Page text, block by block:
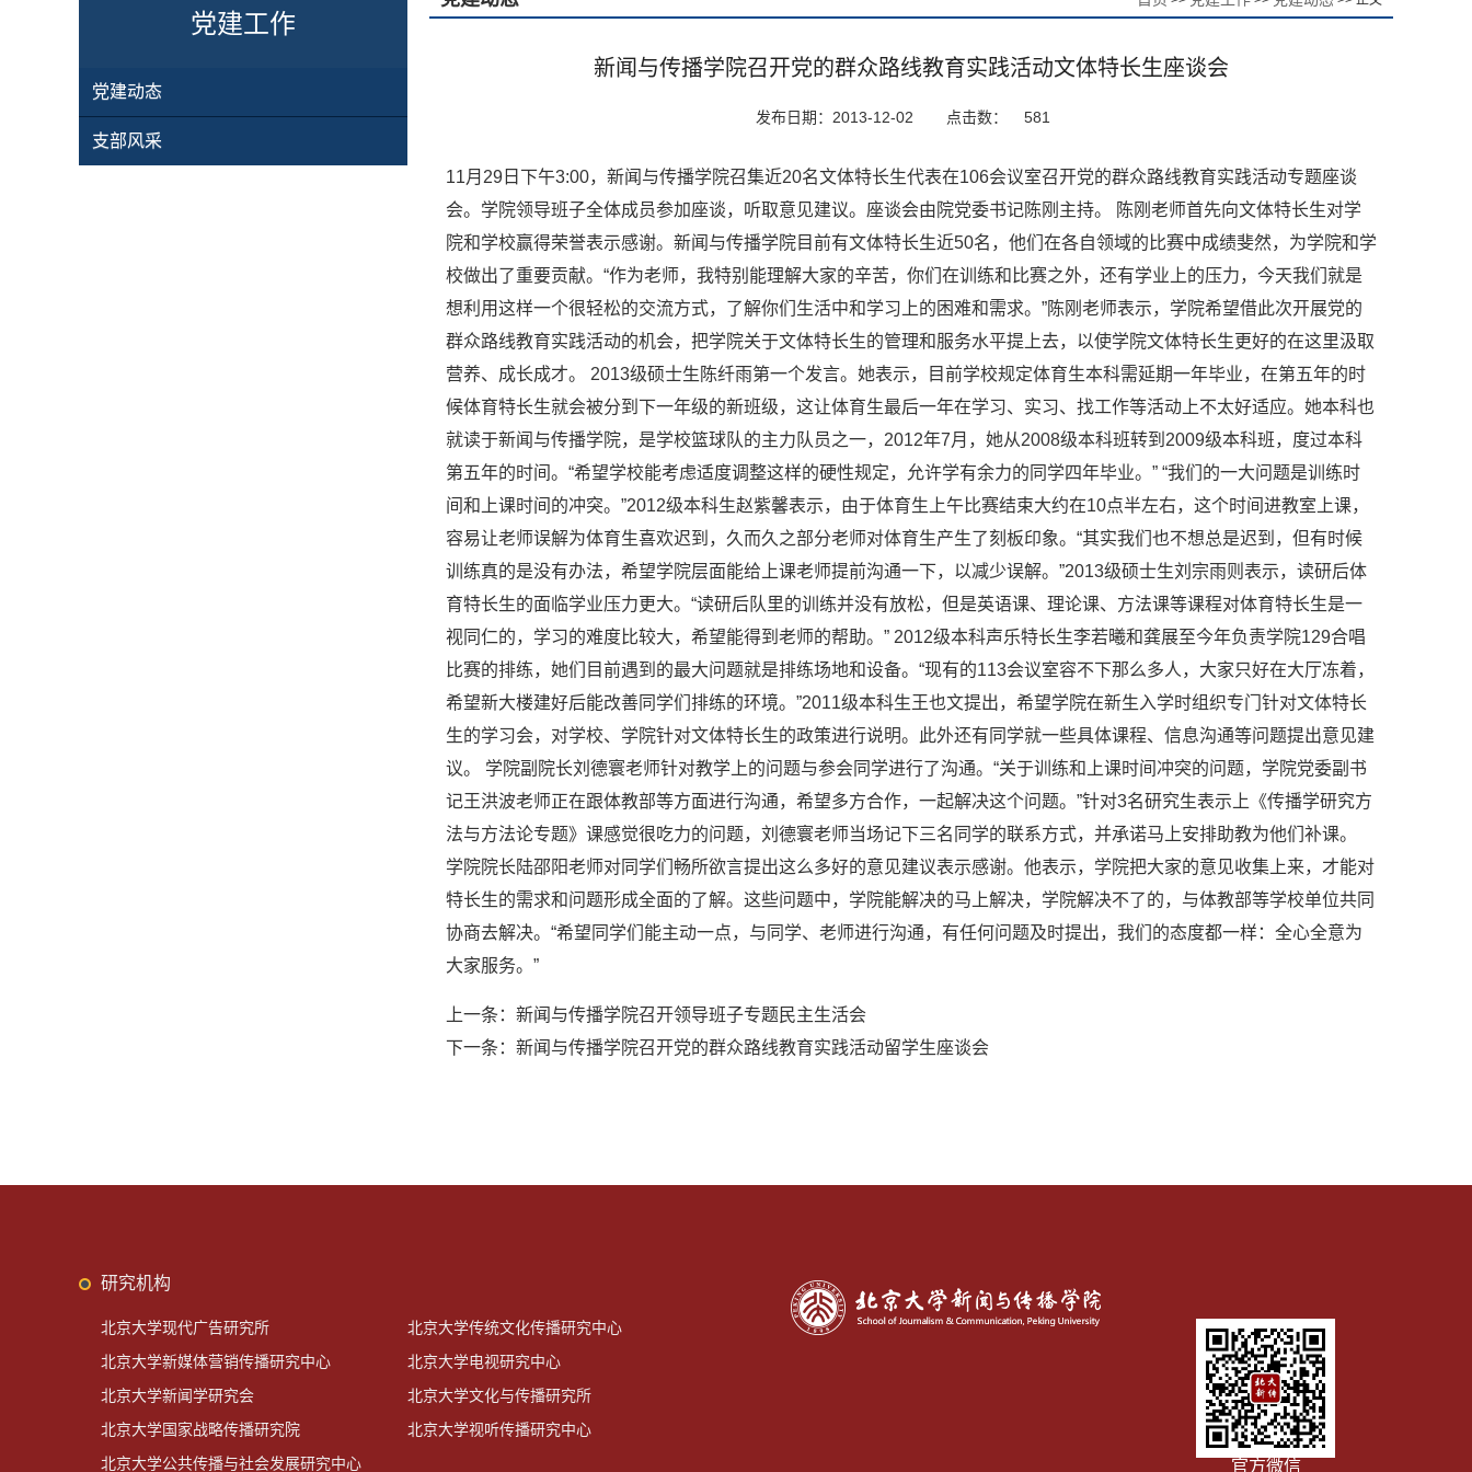
党建工作
党建动态
支部风采
新闻与传播学院召开党的群众路线教育实践活动文体特长生座谈会
发布日期：2013-12-02 点击数： 581
11月29日下午3:00，新闻与传播学院召集近20名文体特长生代表在106会议室召开党的群众路线教育实践活动专题座谈
会。学院领导班子全体成员参加座谈，听取意见建议。座谈会由院党委书记陈刚主持。 陈刚老师首先向文体特长生对学
院和学校赢得荣誉表示感谢。新闻与传播学院目前有文体特长生近50名，他们在各自领域的比赛中成绩斐然，为学院和学
校做出了重要贡献。“作为老师，我特别能理解大家的辛苦，你们在训练和比赛之外，还有学业上的压力，今天我们就是
想利用这样一个很轻松的交流方式，了解你们生活中和学习上的困难和需求。”陈刚老师表示，学院希望借此次开展党的
群众路线教育实践活动的机会，把学院关于文体特长生的管理和服务水平提上去，以使学院文体特长生更好的在这里汲取
营养、成长成才。 2013级硕士生陈纤雨第一个发言。她表示，目前学校规定体育生本科需延期一年毕业，在第五年的时
候体育特长生就会被分到下一年级的新班级，这让体育生最后一年在学习、实习、找工作等活动上不太好适应。她本科也
就读于新闻与传播学院，是学校篮球队的主力队员之一，2012年7月，她从2008级本科班转到2009级本科班，度过本科
第五年的时间。“希望学校能考虑适度调整这样的硬性规定，允许学有余力的同学四年毕业。” “我们的一大问题是训练时
间和上课时间的冲突。”2012级本科生赵紫馨表示，由于体育生上午比赛结束大约在10点半左右，这个时间进教室上课，
容易让老师误解为体育生喜欢迟到，久而久之部分老师对体育生产生了刻板印象。“其实我们也不想总是迟到，但有时候
训练真的是没有办法，希望学院层面能给上课老师提前沟通一下，以减少误解。”2013级硕士生刘宗雨则表示，读研后体
育特长生的面临学业压力更大。“读研后队里的训练并没有放松，但是英语课、理论课、方法课等课程对体育特长生是一
视同仁的，学习的难度比较大，希望能得到老师的帮助。” 2012级本科声乐特长生李若曦和龚展至今年负责学院129合唱
比赛的排练，她们目前遇到的最大问题就是排练场地和设备。“现有的113会议室容不下那么多人，大家只好在大厅冻着，
希望新大楼建好后能改善同学们排练的环境。”2011级本科生王也文提出，希望学院在新生入学时组织专门针对文体特长
生的学习会，对学校、学院针对文体特长生的政策进行说明。此外还有同学就一些具体课程、信息沟通等问题提出意见建
议。 学院副院长刘德寰老师针对教学上的问题与参会同学进行了沟通。“关于训练和上课时间冲突的问题，学院党委副书
记王洪波老师正在跟体教部等方面进行沟通，希望多方合作，一起解决这个问题。”针对3名研究生表示上《传播学研究方
法与方法论专题》课感觉很吃力的问题，刘德寰老师当场记下三名同学的联系方式，并承诺马上安排助教为他们补课。
学院院长陆邵阳老师对同学们畅所欲言提出这么多好的意见建议表示感谢。他表示，学院把大家的意见收集上来，才能对
特长生的需求和问题形成全面的了解。这些问题中，学院能解决的马上解决，学院解决不了的，与体教部等学校单位共同
协商去解决。“希望同学们能主动一点，与同学、老师进行沟通，有任何问题及时提出，我们的态度都一样：全心全意为
大家服务。”
上一条： 新闻与传播学院召开领导班子专题民主生活会
下一条： 新闻与传播学院召开党的群众路线教育实践活动留学生座谈会
官方微信
研究机构
北京大学现代广告研究所
北京大学传统文化传播研究中心
北京大学新媒体营销传播研究中心
北京大学电视研究中心
北京大学新闻学研究会
北京大学文化与传播研究所
北京大学国家战略传播研究院
北京大学视听传播研究中心
北京大学公共传播与社会发展研究中心